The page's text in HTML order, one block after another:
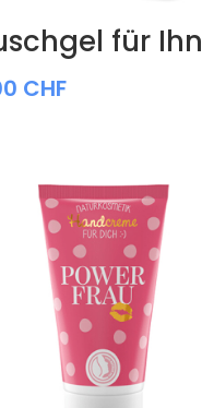
für Ihn
CHF